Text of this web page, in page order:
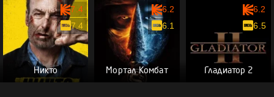
Никто
7.4
7.4
Мортал Комбат
6.2
6.1
Гладиатор 2
6.2
6.5